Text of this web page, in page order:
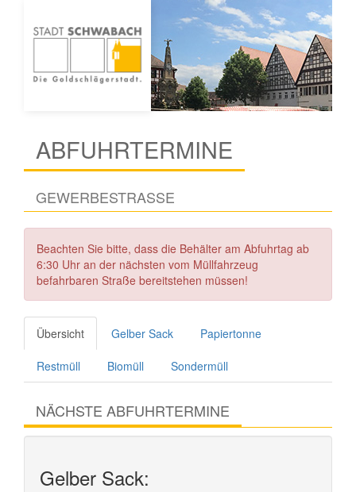
ABFUHRTERMINE
GEWERBESTRASSE
Beachten Sie bitte, dass die Behälter am Abfuhrtag ab
6:30 Uhr an der nächsten vom Müllfahrzeug
befahrbaren Straße bereitstehen müssen!
Übersicht Gelber Sack Papiertonne
Restmüll Biomüll Sondermüll
NÄCHSTE ABFUHRTERMINE
Gelber Sack: